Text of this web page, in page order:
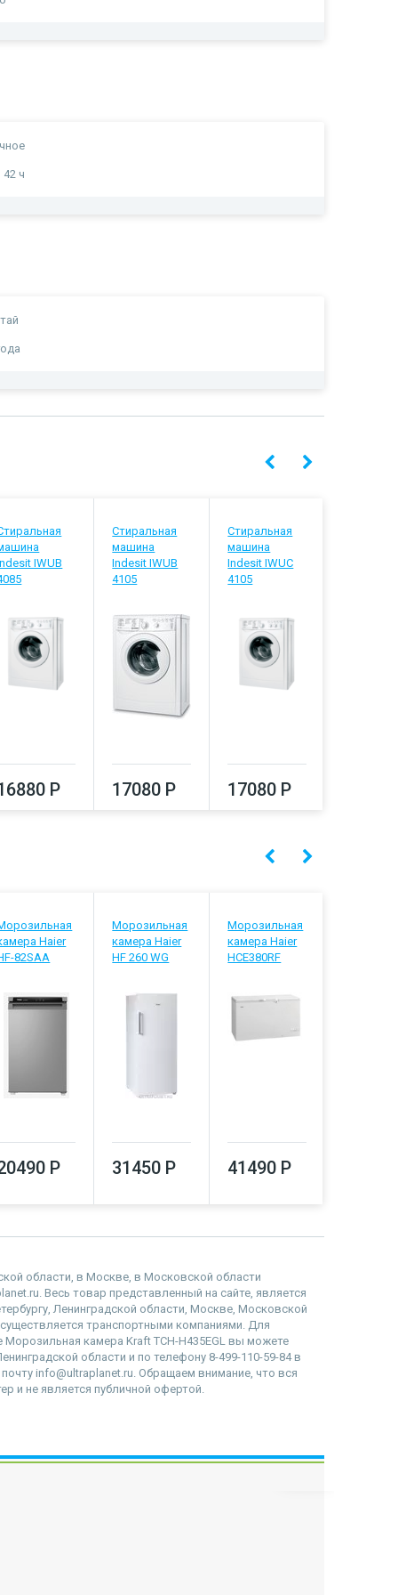
42 ч
IWUB
Р
Стиральная
машина
Indesit IWUB
4105
17080 Р
Стиральная
машина
Indesit IWUC
4105
17080 Р
Haier
82SAA
Р
Морозильная
камера Haier
HF 260 WG
31450 Р
Морозильная
камера Haier
HCE380RF
41490 Р
области, в Москве, в Московской области
Весь товар представленный на сайте, является
Ленинградской области, Москве, Московской
транспортными компаниями. Для
Морозильная камера Kraft TCH-H435EGL вы можете
области и по телефону 8-499-110-59-84 в
info@ultraplanet.ru. Обращаем внимание, что вся
и не является публичной офертой.
наверх